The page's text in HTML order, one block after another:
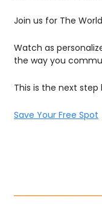
Join us for The
Watch as
the way you
This is the next
Save Your Free Spot